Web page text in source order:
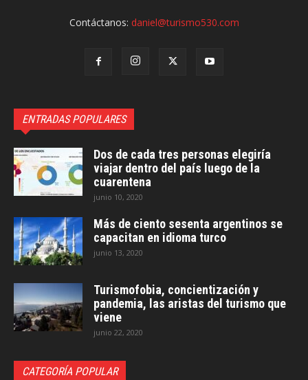
Contáctanos: daniel@turismo530.com
ENTRADAS POPULARES
Dos de cada tres personas elegiría
viajar dentro del país luego de la
cuarentena
junio 10, 2020
Más de ciento sesenta argentinos se
capacitan en idioma turco
junio 13, 2020
Turismofobia, concientización y
pandemia, las aristas del turismo que
viene
junio 22, 2020
CATEGORÍA POPULAR